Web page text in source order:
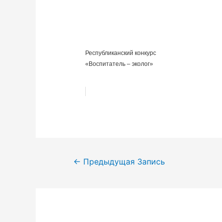
Республиканский конкурс
«Воспитатель – эколог»
Навигация
← Предыдущая Запись